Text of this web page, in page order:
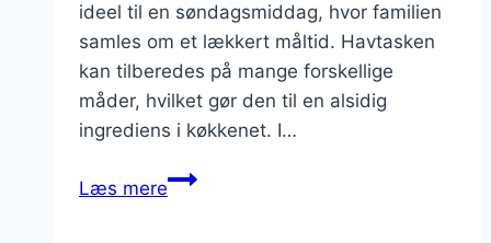
ideel til en søndagsmiddag, hvor familien
samles om et lækkert måltid. Havtasken
kan tilberedes på mange forskellige
måder, hvilket gør den til en alsidig
ingrediens i køkkenet. I…
Læs mereHavtaske